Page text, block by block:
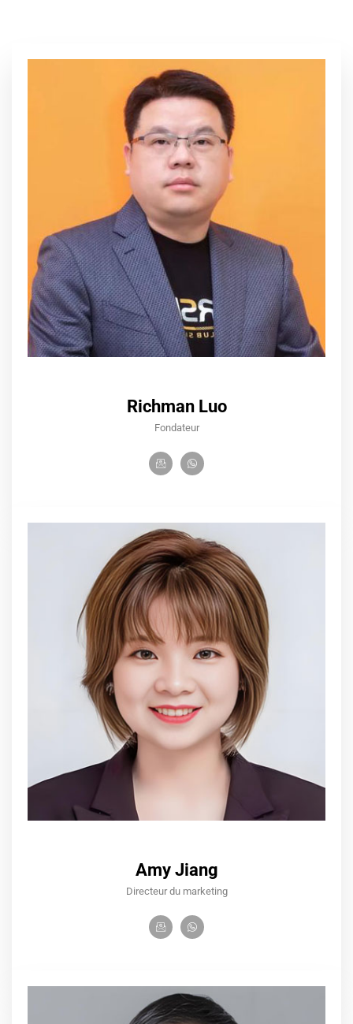
Richman Luo
Fondateur
Amy Jiang
Directeur du marketing